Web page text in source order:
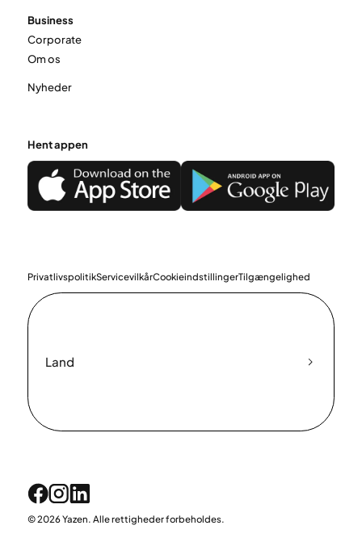
Business
Corporate
Om os
Nyheder
Hent appen
PrivatlivspolitikServicevilkårCookieindstillingerTilgængelighed
Land
© 2026 Yazen. Alle rettigheder forbeholdes.